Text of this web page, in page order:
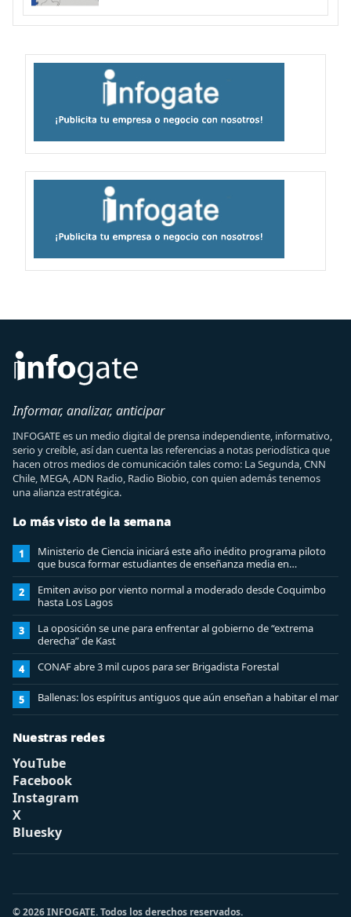
Informar, analizar, anticipar
INFOGATE es un medio digital de prensa independiente, informativo,
serio y creíble, así dan cuenta las referencias a notas periodística que
hacen otros medios de comunicación tales como: La Segunda, CNN
Chile, MEGA, ADN Radio, Radio Biobio, con quien además tenemos
una alianza estratégica.
Lo más visto de la semana
1
Ministerio de Ciencia iniciará este año inédito programa piloto
que busca formar estudiantes de enseñanza media en
ciberseguridad
2
Emiten aviso por viento normal a moderado desde Coquimbo
hasta Los Lagos
3
La oposición se une para enfrentar al gobierno de “extrema
derecha” de Kast
4 CONAF abre 3 mil cupos para ser Brigadista Forestal
5 Ballenas: los espíritus antiguos que aún enseñan a habitar el mar
Nuestras redes
YouTube
Facebook
Instagram
X
Bluesky
© 2026 INFOGATE. Todos los derechos reservados.